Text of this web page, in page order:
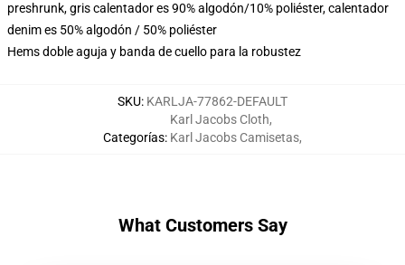
preshrunk, gris calentador es 90% algodón/10% poliéster, calentador
denim es 50% algodón / 50% poliéster
Hems doble aguja y banda de cuello para la robustez
SKU: KARLJA-77862-DEFAULT
Categorías:
Karl Jacobs Cloth,
Karl Jacobs Camisetas,
What Customers Say